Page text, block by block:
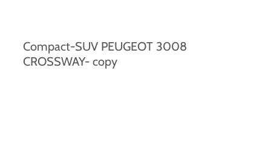
Compact-SUV PEUGEOT 3008
CROSSWAY- copy